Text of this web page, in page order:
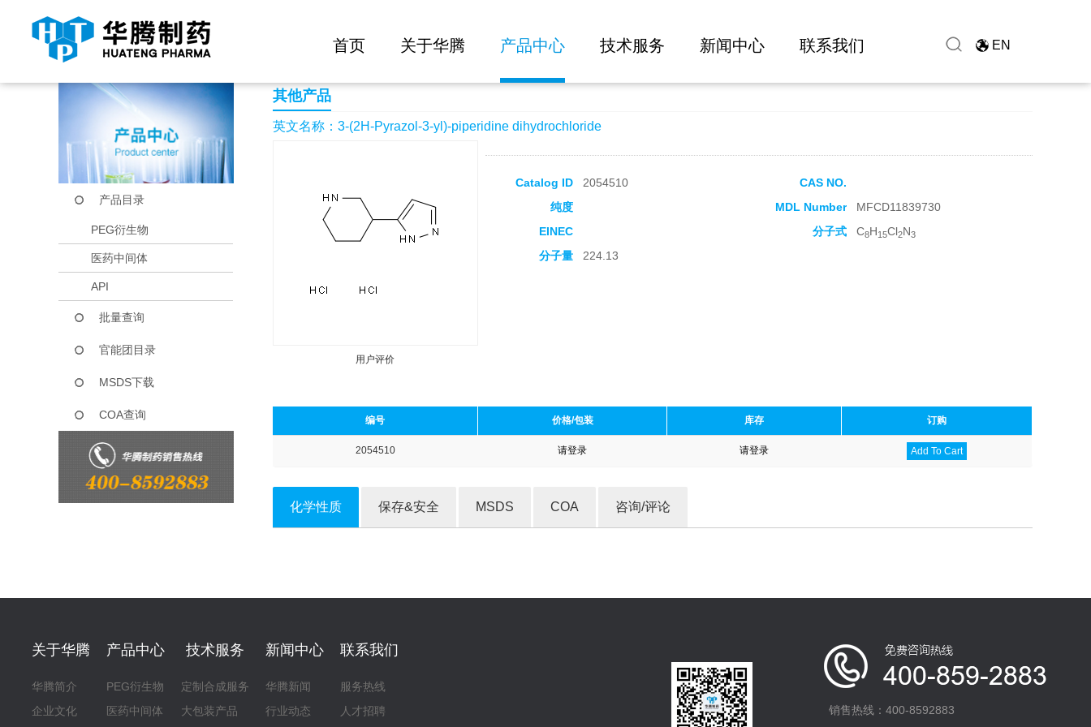
首页 关于华腾 产品中心 技术服务 新闻中心 联系我们 EN
当前位置： 首页 产品中心 3-(2H-Pyrazol-3-yl)-piperidine dihydrochloride
产品目录
PEG衍生物
医药中间体
API
批量查询
官能团目录
MSDS下载
COA查询
其他产品
英文名称：3-(2H-Pyrazol-3-yl)-piperidine dihydrochloride
用户评价
Catalog ID 2054510
CAS NO.
纯度
MDL Number
MFCD11839730
EINEC
分子式 C8H15Cl2N3
分子量 224.13
编号 价格/包装 库存 订购
2054510 请登录 请登录 Add To Cart
化学性质 保存&安全 MSDS COA 咨询/评论
关于华腾
华腾简介
企业文化
产品中心
PEG衍生物
医药中间体
技术服务
定制合成服务
大包装产品
新闻中心
华腾新闻
行业动态
联系我们
服务热线
人才招聘
销售热线：400-8592883